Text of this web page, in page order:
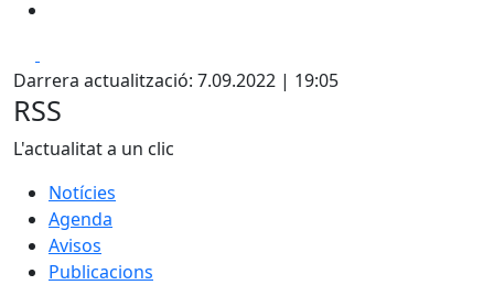
Darrera actualització: 7.09.2022 | 19:05
RSS
L'actualitat a un clic
Notícies
Agenda
Avisos
Publicacions